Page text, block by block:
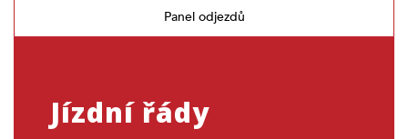
Panel odjezdů
Jízdní řády